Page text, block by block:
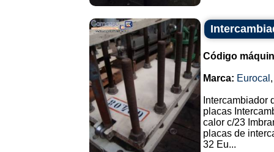
Código
Marca: Eurocal
Intercambiador
placas
calor c/23
placas de
32 Eu...